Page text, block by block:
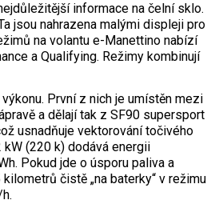
informace na čelní sklo.
jsou nahrazena malými displeji pro
na volantu e-Manettino nabízí
a Qualifying. Režimy kombinují
První z nich je umístěn mezi
a dělají tak z SF90 supersport
usnadňuje vektorování točivého
(220 k) dodává energii
Pokud jde o úsporu paliva a
čistě „na baterky“ v režimu